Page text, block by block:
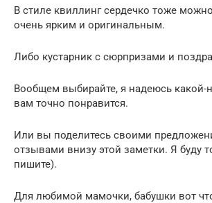
В стиле квиллинг сердечко тоже
очень ярким и оригинальным.
Либо кустарник с сюрпризами и
Вообщем выбирайте, я надеюсь какой-
вам точно понравится.
Или вы поделитесь своими
отзывами внизу этой заметки. Я буду
пишите).
Для любимой мамочки, бабушки вот